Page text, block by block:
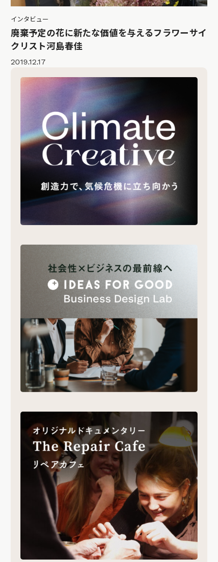
インタビュー
廃棄予定の花に新たな価値を与えるフラワーサイ
クリスト河島春佳
2019.12.17